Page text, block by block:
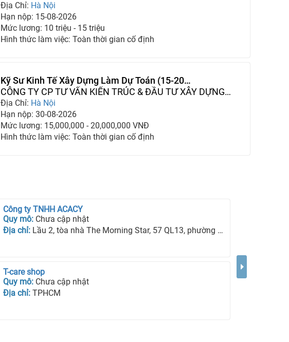
Địa Chỉ: Hà Nội
Hạn nộp: 15-08-2026
Mức lương: 10 triệu - 15 triệu
Hình thức làm việc: Toàn thời gian cố định
Kỹ Sư Kinh Tế Xây Dựng Làm Dự Toán (15-20
Triệu/tháng)
CÔNG TY CP TƯ VẤN KIẾN TRÚC & ĐẦU TƯ XÂY DỰNG
VIỆT Á
Địa Chỉ: Hà Nội
Hạn nộp: 30-08-2026
Mức lương: 15,000,000 - 20,000,000 VNĐ
Hình thức làm việc: Toàn thời gian cố định
Công ty TNHH ACACY
Quy mô: Chưa cập nhật
Địa chỉ: Lầu 2, tòa nhà The Morning Star, 57 QL13, phường 26, quận Bình Thạnh, TP Hồ Chí Minh.
T-care shop
Quy mô: Chưa cập nhật
Địa chỉ: TPHCM